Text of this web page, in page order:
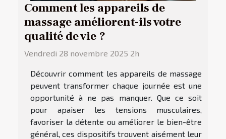
Comment les appareils de
massage améliorent-ils votre
qualité de vie ?
Vendredi 28 novembre 2025 2h
Découvrir comment les appareils de massage
peuvent transformer chaque journée est une
opportunité à ne pas manquer. Que ce soit
pour apaiser les tensions musculaires,
favoriser la détente ou améliorer le bien-être
général, ces dispositifs trouvent aisément leur